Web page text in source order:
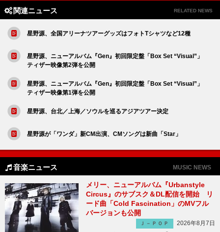
関連ニュース RELATED NEWS
星野源、全国アリーナツアーグッズはフォトTシャツなど12種
星野源、ニューアルバム『Gen』初回限定盤「Box Set “Visual”」
ティザー映像第2弾を公開
星野源、ニューアルバム『Gen』初回限定盤「Box Set “Visual”」
ティザー映像第1弾を公開
星野源、台北／上海／ソウルを巡るアジアツアー決定
星野源が「ワンダ」新CM出演、CMソングは新曲「Star」
音楽ニュース MUSIC NEWS
メリー、ニューアルバム『Urbanstyle
Circus』のサブスク＆DL配信を開始 リ
ード曲「Cold Fascination」のMVフル
バージョンも公開
Ｊ－ＰＯＰ
2026年8月7日